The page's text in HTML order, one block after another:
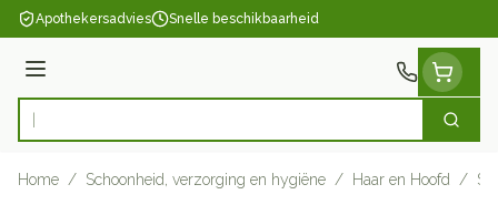
Ga naar de inhoud
Apothekersadvies Snelle beschikbaarheid
Menu
Product, merk, categorie... Zoek
Home / Schoonheid, verzorging en hygiëne / Haar en Hoofd /